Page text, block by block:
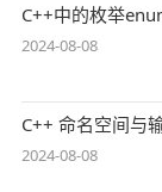
C++中的枚举
2024-08-08
C++ 命名空间与
2024-08-08